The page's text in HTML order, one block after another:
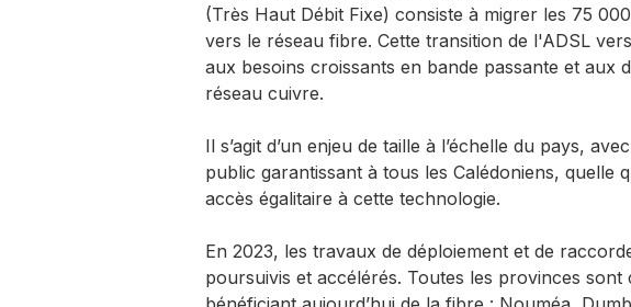
(Très Haut Débit Fixe) consiste à migrer les 75
vers le réseau fibre. Cette transition de l'ADSL
aux besoins croissants en bande passante et aux
réseau cuivre.
Il s’agit d’un enjeu de taille à l’échelle du pays,
public garantissant à tous les Calédoniens, quelle
accès égalitaire à cette technologie.
En 2023, les travaux de déploiement et de
poursuivis et accélérés. Toutes les provinces